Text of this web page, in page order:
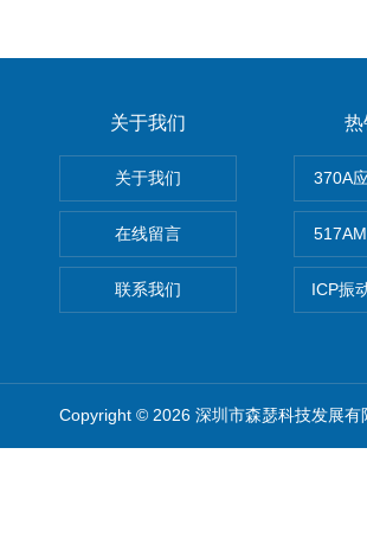
关于我们
关于我们
在线留言
联系我们
热
370A
ICP振
Copyright © 2026 深圳市森瑟科技发展